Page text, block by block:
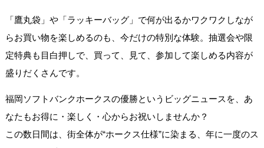
「鷹丸袋」や「ラッキーバッグ」で何が出るかワクワクしなが
らお買い物を楽しめるのも、今だけの特別な体験。抽選会や限
定特典も目白押しで、買って、見て、参加して楽しめる内容が
盛りだくさんです。
福岡ソフトバンクホークスの優勝というビッグニュースを、あ
なたもお得に・楽しく・心からお祝いしませんか？
この数日間は、街全体が“ホークス仕様”に染まる、年に一度のス